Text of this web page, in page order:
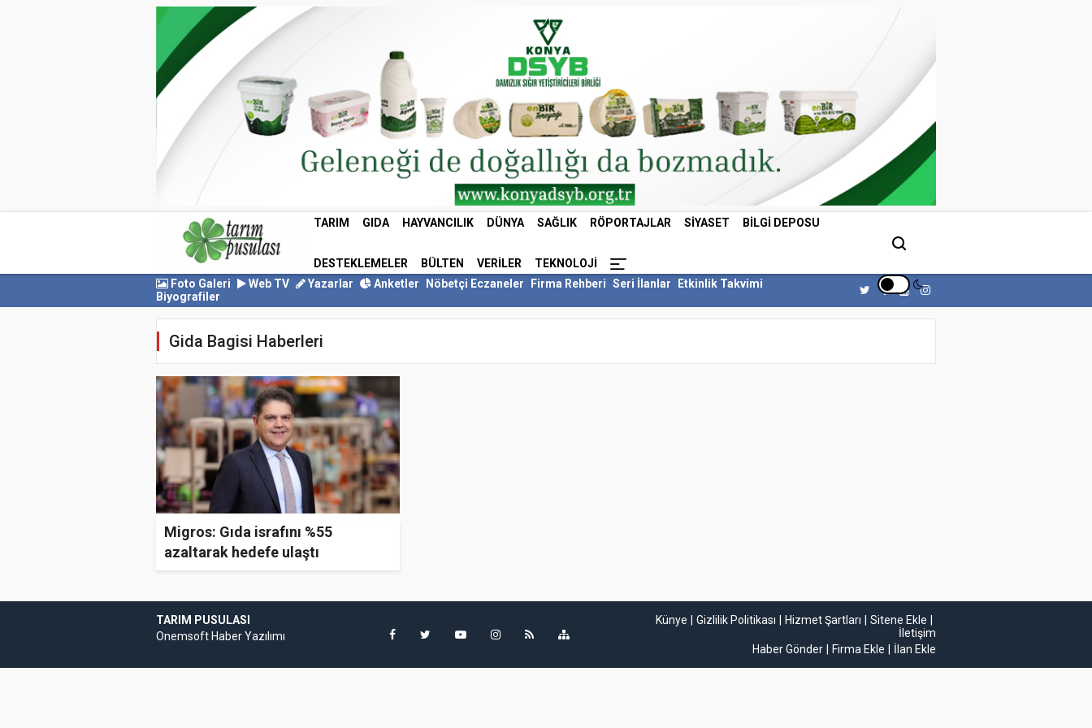
TARIM GIDA HAYVANCILIK DÜNYA SAĞLIK RÖPORTAJLAR SIYASET BILGI DEPOSU
DESTEKLEMELER BÜLTEN VERILER
TEKNOLOJI
Foto Galeri
Web TV Yazarlar Anketler Nöbetçi Eczaneler Firma Rehberi Seri İlanlar
Etkinlik Takvimi
Biyografiler
Gida Bagisi Haberleri
Migros: Gıda israfını %55
azaltarak hedefe ulaştı
TARIM PUSULASI
OnemsoftHaber Yazılımı
Künye Gizlilik Politikası Hizmet Şartları
Sitene Ekle
İletişim
Haber Gönder
Firma Ekle İlan Ekle